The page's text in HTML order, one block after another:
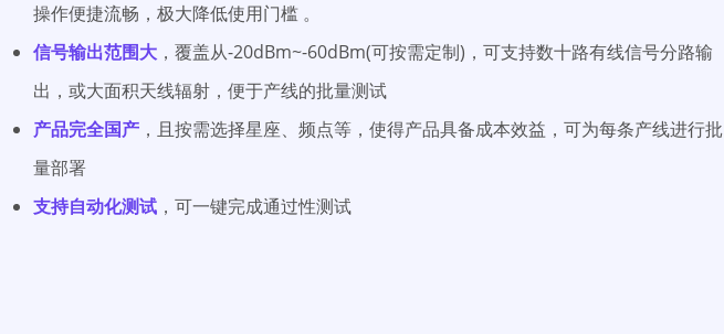
操作便捷流畅，极大降低使用门槛 。
信号输出范围大，覆盖从-20dBm~-60dBm(可按需定制)，可支持数十路有线信号分路输
出，或大面积天线辐射，便于产线的批量测试
产品完全国产 ，且按需选择星座、频点等，使得产品具备成本效益，可为每条产线进行批
量部署
支持自动化测试 ，可一键完成通过性测试